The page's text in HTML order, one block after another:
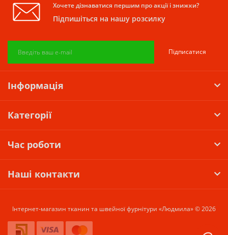
Хочете дізнаватися першим про акції і знижки?
Підпишіться на нашу розсилку
Підписатися
Інформація
Категорії
Час роботи
Наші контакти
Інтернет-магазин тканин та швейної фурнітури «Людмила» © 2026